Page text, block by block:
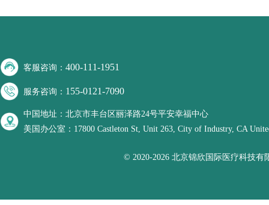
客服咨询：400-111-1951
服务咨询： 155-0121-7090
中国地址：北京市丰台区丽泽路24号平安幸福中心
美国办公室：17800 Castleton St, Unit 263, City of Industry, CA
© 2020-2026 北京锦欣国际医疗科